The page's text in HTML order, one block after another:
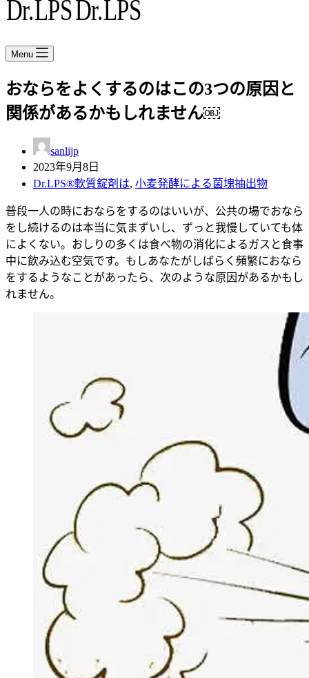
Menu
おならをよくするのはこの3つの原因と
関係があるかもしれません￼
sanlijp
2023年9月8日
Dr.LPS®軟質錠剤は, 小麦発酵による菌塊抽出物
普段一人の時におならをするのはいいが、公共の場でおなら
をし続けるのは本当に気まずいし、ずっと我慢していても体
によくない。おしりの多くは食べ物の消化によるガスと食事
中に飲み込む空気です。もしあなたがしばらく頻繁におなら
をするようなことがあったら、次のような原因があるかもし
れません。